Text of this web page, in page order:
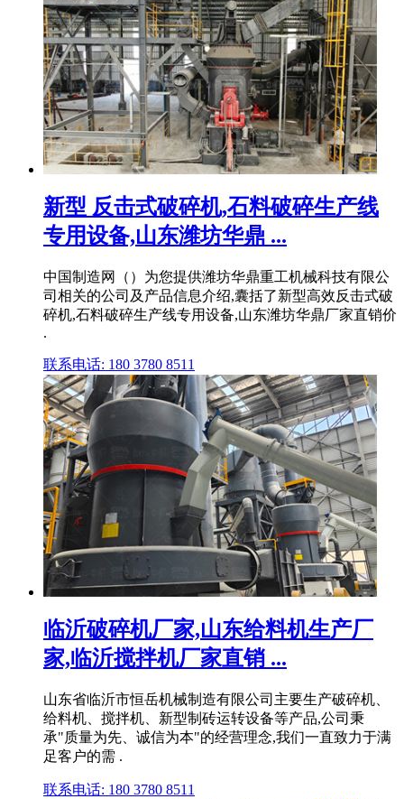
新型 反击式破碎机,石料破碎生产线
专用设备,山东潍坊华鼎 ...
中国制造网（）为您提供潍坊华鼎重工机械科技有限公
司相关的公司及产品信息介绍,囊括了新型高效反击式破
碎机,石料破碎生产线专用设备,山东潍坊华鼎厂家直销价
.
联系电话: 180 3780 8511
临沂破碎机厂家,山东给料机生产厂
家,临沂搅拌机厂家直销 ...
山东省临沂市恒岳机械制造有限公司主要生产破碎机、
给料机、搅拌机、新型制砖运转设备等产品,公司秉
承"质量为先、诚信为本"的经营理念,我们一直致力于满
足客户的需 .
联系电话: 180 3780 8511